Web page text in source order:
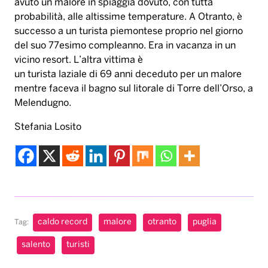
avuto un malore in spiaggia dovuto, con tutta
probabilità, alle altissime temperature. A Otranto, è
successo a un turista piemontese proprio nel giorno
del suo 77esimo compleanno. Era in vacanza in un
vicino resort. L’altra vittima è
un turista laziale di 69 anni deceduto per un malore
mentre faceva il bagno sul litorale di Torre dell’Orso, a
Melendugno.
Stefania Losito
Tag: caldo record malore otranto puglia
salento turisti